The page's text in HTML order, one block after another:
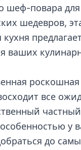
шеф-повара для
шедевров,
ваших
роскошная
все
у
до